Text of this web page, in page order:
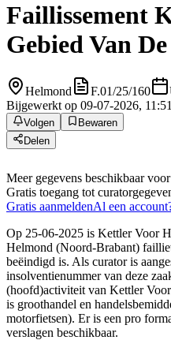
Faillissement
Gebied Van
Helmond F.01/25/160
Bijgewerkt op 09-07-2026, 11:51
Volgen
Bewaren
Delen
Meer gegevens beschikbaar
Gratis toegang tot
Gratis aanmeldenAl een
Op 25-06-2025 is Kettler Voor
Helmond (Noord-Brabant)
beëindigd is. Als curator is
insolventienummer van deze
(hoofd)activiteit van Kettler
is groothandel en
motorfietsen). Er is een pro
verslagen beschikbaar.